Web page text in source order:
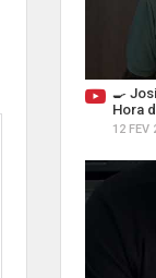
🍳
Hora
12 FEV